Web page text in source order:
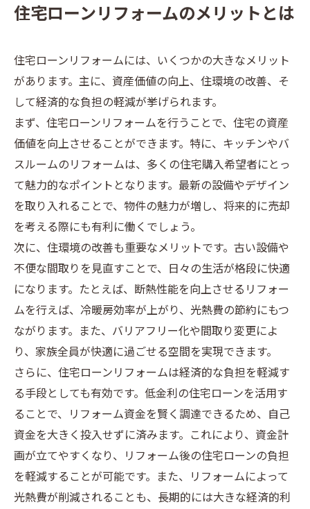
住宅ローンリフォームのメリットとは
住宅ローンリフォームには、いくつかの大きなメリット
があります。主に、資産価値の向上、住環境の改善、そ
して経済的な負担の軽減が挙げられます。
まず、住宅ローンリフォームを行うことで、住宅の資産
価値を向上させることができます。特に、キッチンやバ
スルームのリフォームは、多くの住宅購入希望者にとっ
て魅力的なポイントとなります。最新の設備やデザイン
を取り入れることで、物件の魅力が増し、将来的に売却
を考える際にも有利に働くでしょう。
次に、住環境の改善も重要なメリットです。古い設備や
不便な間取りを見直すことで、日々の生活が格段に快適
になります。たとえば、断熱性能を向上させるリフォー
ムを行えば、冷暖房効率が上がり、光熱費の節約にもつ
ながります。また、バリアフリー化や間取り変更によ
り、家族全員が快適に過ごせる空間を実現できます。
さらに、住宅ローンリフォームは経済的な負担を軽減す
る手段としても有効です。低金利の住宅ローンを活用す
ることで、リフォーム資金を賢く調達できるため、自己
資金を大きく投入せずに済みます。これにより、資金計
画が立てやすくなり、リフォーム後の住宅ローンの負担
を軽減することが可能です。また、リフォームによって
光熱費が削減されることも、長期的には大きな経済的利